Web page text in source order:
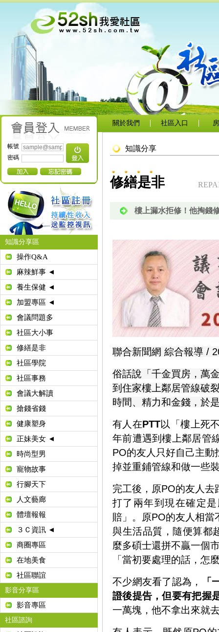
帳號
密碼
知識分享區
操作Q&A
麻辣鮮事 ◄
養生保健 ◄
加盟專區 ◄
會議問題多
社區大小事
修繕是非
社區學院
社區事務
會議大解讀
搶錢省錢
健康塑身
正妹美女 ◄
時尚型男
寵物故事
行腳天下
人文藝廊
體壇報報
３Ｃ資訊 ◄
商圈專區
在地美食
社區聯誼
影音分享區
影音專區
社區諮詢
關於我們 社區入口
知識分享
修繕是非
樓上漏水拒修！他掏錢
聯合新聞網 綜合報導 /
俗話說「千金買房，萬
到住家樓上鄰居管線破
時間、精力和金錢，於
有人在PTT以「樓上死
年前遭遇到樓上鄰居管
PO的友人只好自己主
掉並重鋪管線和做一些
完工後，原PO的友人
打了兩年到現在確定
賠」。原PO的友人相
與生活品質，隨便算都
麼多碩士還拼不贏一個
「當初要處理的話，怎
不少網友看了認為，
「
證後提告，但要有把握
一萬塊，他不拿出來就